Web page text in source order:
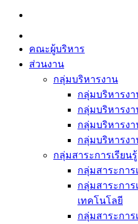
Skip
content
คณะผู้บริหาร
ส่วนงาน
กลุ่มบริหารงาน
กลุ่มบริหารง
กลุ่มบริหารง
กลุ่มบริหารง
กลุ่มบริหารงา
กลุ่มสาระการเรียนรู้
กลุ่มสาระกา
กลุ่มสาระการ
เทคโนโลยี
กลุ่มสาระการ